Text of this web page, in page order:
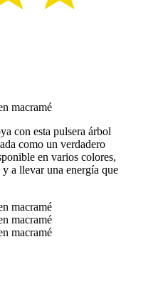
con esta pulsera árbol
como un verdadero
en varios colores,
a llevar una energía que